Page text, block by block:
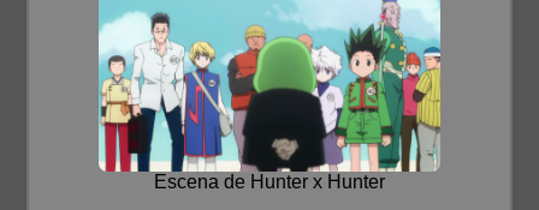
Escena de Hunter x Hunter